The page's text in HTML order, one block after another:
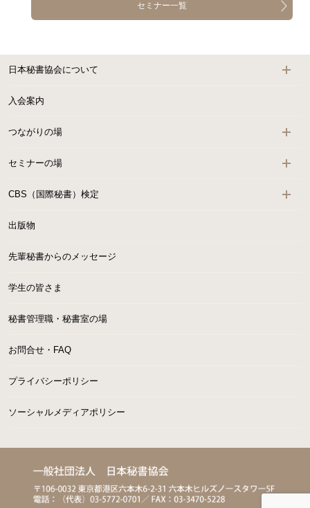
セミナー一覧
日本秘書協会について
入会案内
つながりの場
セミナーの場
CBS（国際秘書）検定
出版物
先輩秘書からのメッセージ
学生の皆さま
秘書管理職・秘書室の場
お問合せ・FAQ
プライバシーポリシー
ソーシャルメディアポリシー